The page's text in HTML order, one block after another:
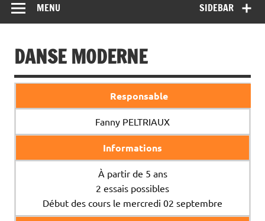
SIDEBAR
MENU
DANSE MODERNE
Responsable
Fanny PELTRIAUX
Informations
À partir de 5 ans
2 essais possibles
Début des cours le mercredi 02 septembre